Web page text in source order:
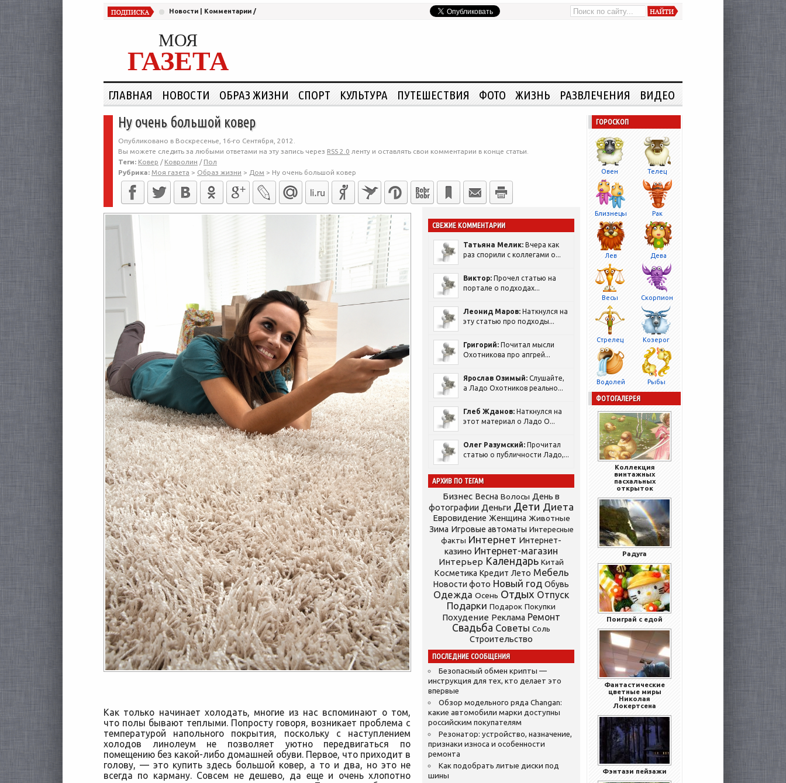
Новости Комментарии /
МОЯ
ГАЗЕТА
ГЛАВНАЯ НОВОСТИ ОБРАЗ ЖИЗНИ СПОРТ КУЛЬТУРА ПУТЕШЕСТВИЯ ФОТО ЖИЗНЬ РАЗВЛЕЧЕНИЯ ВИДЕО
Ну очень большой ковер
Опубликовано в Воскресенье, 16-го Сентября, 2012.
Вы можете следить за любыми ответами на эту запись через RSS 2.0 ленту и оставлять свои комментарии в конце статьи.
Теги: Ковер / Ковролин / Пол
Рубрика: Моя газета > Образ жизни > Дом > Ну очень большой ковер
Как только начинает холодать, многие из нас вспоминают о том,
что полы бывают теплыми. Попросту говоря, возникает проблема с
температурой напольного покрытия, поскольку с наступлением
холодов линолеум не позволяет уютно передвигаться по
помещению без какой-либо домашней обуви. Первое, что приходит в
голову, — это купить здесь большой ковер, а то и два, но это не
всегда по карману. Совсем не дешево, да еще и очень хлопотно
СВЕЖИЕ КОММЕНТАРИИ
Татьяна Мелик: Вчера как
раз спорили с коллегами о...
Виктор: Прочел статью на
портале о подходах...
Леонид Маров: Наткнулся на
эту статью про подходы...
Григорий: Почитал мысли
Охотникова про апгрей...
Ярослав Озимый: Слушайте,
а Ладо Охотников реально...
Глеб Жданов: Наткнулся на
этот материал о Ладо О...
Олег Разумский: Прочитал
статью о публичности Ладо,...
АРХИВ ПО ТЕГАМ
Бизнес Весна Волосы День в
фотографии Деньги Дети Диета
Евровидение Женщина Животные
Зима Игровые автоматы Интересные
факты Интернет Интернет-
казино Интернет-магазин
Интерьер Календарь Китай
Косметика Кредит Лето Мебель
Новости фото Новый год Обувь
Одежда Осень Отдых Отпуск
Подарки Подарок Покупки
Похудение Реклама Ремонт
Свадьба Советы Соль
Строительство
ПОСЛЕДНИЕ СООБЩЕНИЯ
Безопасный обмен крипты —
инструкция для тех, кто делает это
впервые
Обзор модельного ряда Changan:
какие автомобили марки доступны
российским покупателям
Резонатор: устройство, назначение,
признаки износа и особенности
ремонта
Как подобрать литые диски под
шины
ГОРОСКОП
Овен Телец
Близнецы Рак
Лев Дева
Весы Скорпион
Стрелец Козерог
Водолей Рыбы
ФОТОГАЛЕРЕЯ
Коллекция
винтажных
пасхальных
открыток
Радуга
Поиграй с едой
Фантастические
цветные миры
Николая
Локертсена
Фэнтази пейзажи